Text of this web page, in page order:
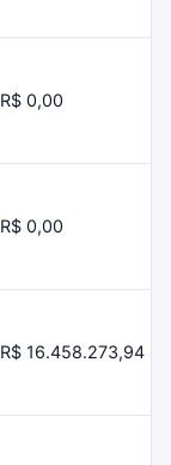
R$ 0,00
R$ 0,00
R$ 16.458.273,94